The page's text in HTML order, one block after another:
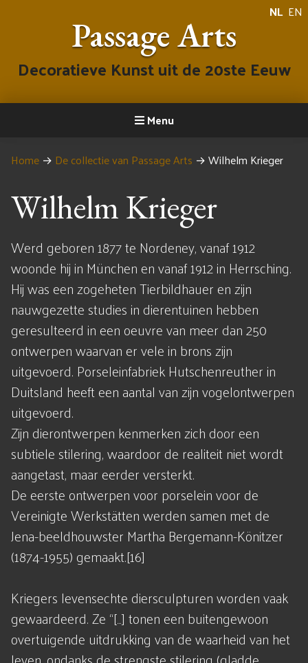
NL EN
Passage Arts
Decoratieve Kunst uit de 20ste Eeuw
Menu
Home → De collectie van Passage Arts →Wilhelm Krieger
Wilhelm Krieger
Werd geboren 1877 te Nordeney, vanaf 1912
woonde hij in München en vanaf 1912 in Herrsching.
Hij was een zogeheten Tierbildhauer en zijn
nauwgezette studies in dierentuinen hebben
geresulteerd in een oeuvre van meer dan 250
ontwerpen waarvan er vele in brons zijn
uitgevoerd. Porseleinfabriek Hutschenreuther in
Duitsland heeft een aantal van zijn vogelontwerpen
uitgevoerd.
Zijn dierontwerpen kenmerken zich door een
subtiele stilering, waardoor de realiteit niet wordt
aangetast, maar eerder versterkt.
De eerste ontwerpen voor porselein voor de
Vereinigte Werkstätten werden samen met de
Jena-beeldhouwster Martha Bergemann-Könitzer
(1874-1955) gemaakt.[16]
Kriegers levensechte diersculpturen worden vaak
gewaardeerd. Ze “[…] tonen een buitengewoon
overtuigende uitdrukking van de waarheid van het